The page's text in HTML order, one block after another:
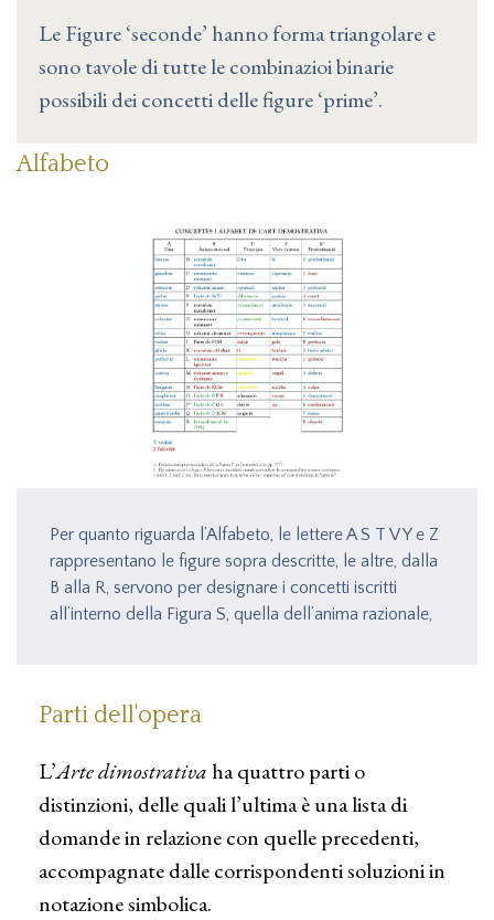
Le Figure ‘seconde’ hanno forma triangolare e
sono tavole di tutte le combinazioi binarie
possibili dei concetti delle figure ‘prime’.
Alfabeto
Per quanto riguarda l’Alfabeto, le lettere A S T V Y e Z
rappresentano le figure sopra descritte, le altre, dalla
B alla R, servono per designare i concetti iscritti
all’interno della Figura S, quella dell’anima razionale,
Parti dell'opera
L’Arte dimostrativaha quattro parti o
distinzioni, delle quali l’ultima è una lista di
domande in relazione con quelle precedenti,
accompagnate dalle corrispondenti soluzioni in
notazione simbolica.